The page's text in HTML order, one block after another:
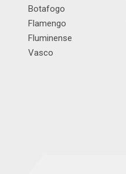
Botafogo
Flamengo
Fluminense
Vasco